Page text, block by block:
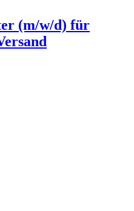
(m/w/d) für